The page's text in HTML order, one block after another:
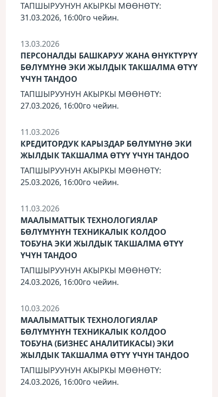
ТАПШЫРУУНУН АКЫРКЫ МӨӨНӨТҮ:
31.03.2026, 16:00го чейин.
13.03.2026
ПЕРСОНАЛДЫ БАШКАРУУ ЖАНА ӨНҮКТҮРҮҮ
БӨЛҮМҮНӨ ЭКИ ЖЫЛДЫК ТАКШАЛМА ӨТҮҮ
ҮЧҮН ТАНДОО
ТАПШЫРУУНУН АКЫРКЫ МӨӨНӨТҮ:
27.03.2026, 16:00го чейин.
11.03.2026
КРЕДИТОРДУК КАРЫЗДАР БӨЛҮМҮНӨ ЭКИ
ЖЫЛДЫК ТАКШАЛМА ӨТҮҮ ҮЧҮН ТАНДОО
ТАПШЫРУУНУН АКЫРКЫ МӨӨНӨТҮ:
25.03.2026, 16:00го чейин.
11.03.2026
МААЛЫМАТТЫК ТЕХНОЛОГИЯЛАР
БӨЛҮМҮНҮН ТЕХНИКАЛЫК КОЛДОО
ТОБУНА ЭКИ ЖЫЛДЫК ТАКШАЛМА ӨТҮҮ
ҮЧҮН ТАНДОО
ТАПШЫРУУНУН АКЫРКЫ МӨӨНӨТҮ:
24.03.2026, 16:00го чейин.
10.03.2026
МААЛЫМАТТЫК ТЕХНОЛОГИЯЛАР
БӨЛҮМҮНҮН ТЕХНИКАЛЫК КОЛДОО
ТОБУНА (БИЗНЕС АНАЛИТИКАСЫ) ЭКИ
ЖЫЛДЫК ТАКШАЛМА ӨТҮҮ ҮЧҮН ТАНДОО
ТАПШЫРУУНУН АКЫРКЫ МӨӨНӨТҮ:
24.03.2026, 16:00го чейин.